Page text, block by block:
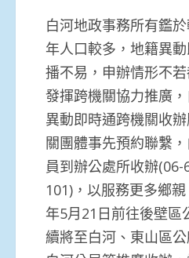
白河地政事務所有鑑
年人口較多，地籍異
播不易，申辦情形不
發揮跨機關協力推廣
異動即時通跨機關收
關團體事先預約聯繫
員到辦公處所收辦
101)，以服務更多鄉
年5月21日前往後壁區
續將至白河、東山區